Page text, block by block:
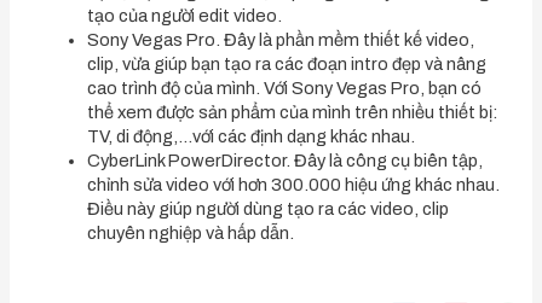
tạo của người edit video.
Sony Vegas Pro. Đây là phần mềm thiết kế video,
clip, vừa giúp bạn tạo ra các đoạn intro đẹp và nâng
cao trình độ của mình. Với Sony Vegas Pro, bạn có
thể xem được sản phẩm của mình trên nhiều thiết bị:
TV, di động,…với các định dạng khác nhau.
CyberLink PowerDirector. Đây là công cụ biên tập,
chỉnh sửa video với hơn 300.000 hiệu ứng khác nhau.
Điều này giúp người dùng tạo ra các video, clip
chuyên nghiệp và hấp dẫn.